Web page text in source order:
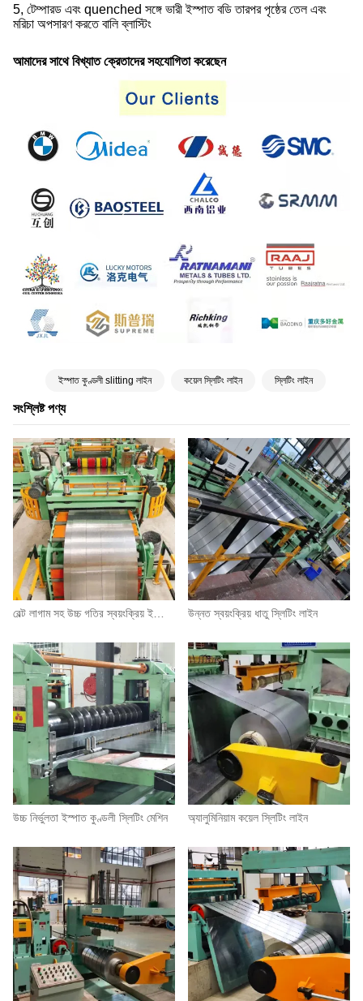
সংশ্লিষ্ট পণ্য
উন্নত স্বয়ংক্রিয় ধাতু স্লিটিং লাইন
উচ্চ নির্ভুলতা ইস্পাত কুণ্ডলী স্লিটিং মেশিন অ্যালুমিনিয়াম কয়েল স্লিটিং লাইন
5, টেম্পারড এবং quenched সঙ্গে ভারী ইস্পাত বডি তারপর পৃষ্ঠের তেল এবং
মরিচা অপসারণ করতে বালি ব্লাস্টিং
আমাদের সাথে বিখ্যাত ক্রেতাদের সহযোগিতা করেছেন
ইস্পাত কুণ্ডলী slitting লাইন কয়েল স্লিটিং লাইন স্লিটিং লাইন